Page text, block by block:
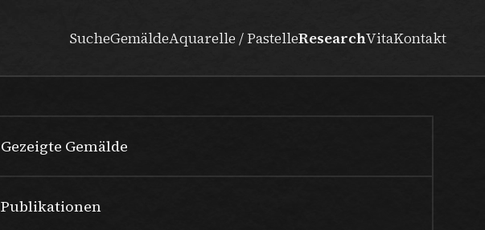
SucheGemäldeAquarelle / PastelleResearchVitaKontakt
Gezeigte Gemälde
Publikationen